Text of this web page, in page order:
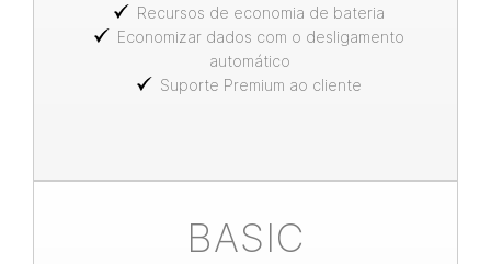
Recursos de economia de bateria
Economizar dados com o desligamento
automático
Suporte Premium ao cliente
BASIC